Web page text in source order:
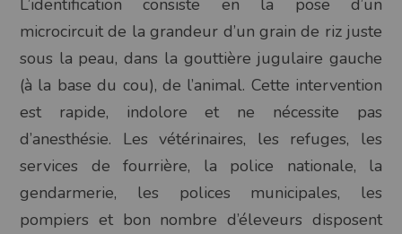
L’identification consiste en la pose d’un
microcircuit de la grandeur d’un grain de riz juste
sous la peau, dans la gouttière jugulaire gauche
(à la base du cou), de l’animal. Cette intervention
est rapide, indolore et ne nécessite pas
d’anesthésie. Les vétérinaires, les refuges, les
services de fourrière, la police nationale, la
gendarmerie, les polices municipales, les
pompiers et bon nombre d’éleveurs disposent